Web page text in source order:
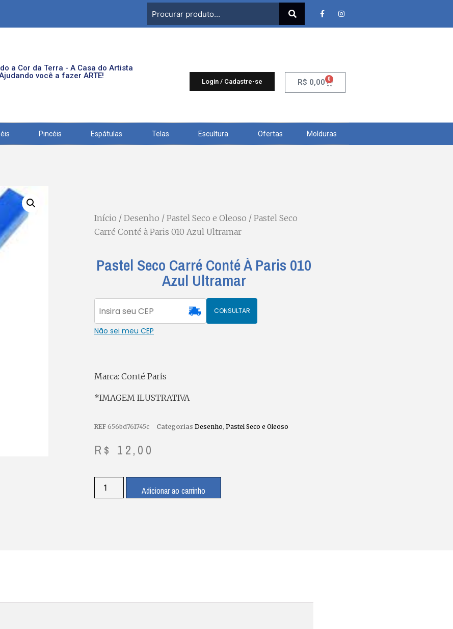
a Cor da Terra - A Casa do Artista
você a fazer ARTE!
Login / Cadastre-se R$ 0,00 0
Pincéis Espátulas Telas Escultura Ofertas Molduras
Início / Desenho / Pastel Seco e Oleoso / Pastel Seco
Carré Conté à Paris 010 Azul Ultramar
Pastel Seco Carré Conté À Paris 010
Azul Ultramar
CONSULTAR
Não sei meu CEP
Marca: Conté Paris
*IMAGEM ILUSTRATIVA
REF 656bd761745c Categorias Desenho, Pastel Seco e Oleoso
R$ 12,00
Adicionar ao carrinho